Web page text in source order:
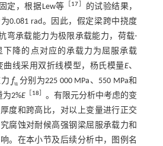
定，根据Lew等
17
的试验结果，
0.081 rad。因此，假定梁跨中挠度
弯承载能力为极限承载能力，荷载-
下降的点对应的承载力为屈服承载
曲线采用双折线模型，杨氏模量E、
fu
fu 分别为225 000 MPa、550 MPa和
为2%E［ 18
。有限元分析中考虑的变
度和跨高比，对以上变量进行正交
腐蚀对耐候高强钢梁屈服承载力和
。在本小节及后续分析中，图例名